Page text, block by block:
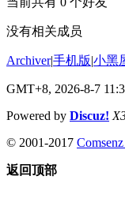
没有相关成员
Archiver|手机版|小黑
GMT+8, 2026-8-7
Powered by Discuz!
© 2001-2017
返回顶部